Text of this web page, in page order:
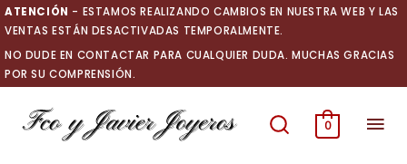
Ir
al
contenido
ATENCIÓN - ESTAMOS REALIZANDO CAMBIOS EN NUESTRA WEB Y LAS
VENTAS ESTÁN DESACTIVADAS TEMPORALMENTE.
NO DUDE EN CONTACTAR PARA CUALQUIER DUDA. MUCHAS GRACIAS
POR SU COMPRENSIÓN.
0